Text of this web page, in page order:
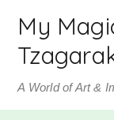
My
A World of Art &